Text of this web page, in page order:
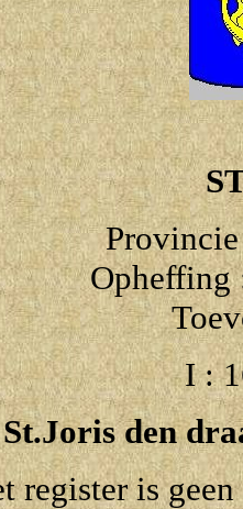
I :
den
register is